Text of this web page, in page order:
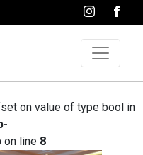
on value of type bool in
on line 8